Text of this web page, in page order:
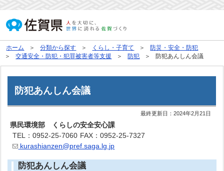
ホーム 分類から探す くらし・子育て
防災・安全・防犯
交通安全・防犯・犯罪被害者等支援
防犯 防犯あんしん会議
防犯あんしん会議
最終更新日：2024年2月21日
県民環境部 くらしの安全安心課
TEL：0952-25-7060 FAX：0952-25-7327
kurashianzen@pref.saga.lg.jp
防犯あんしん会議